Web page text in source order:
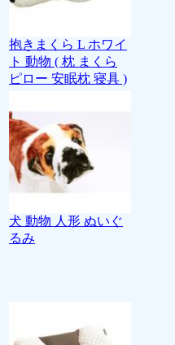
抱きまくら L ホワイ
ト 動物 ( 枕 まくら
ピロー 安眠枕 寝具 )
犬 動物 人形 ぬいぐ
るみ